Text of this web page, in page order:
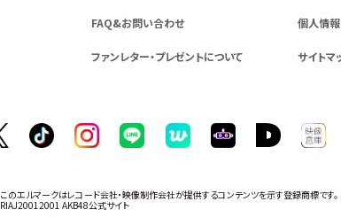
FAQ&お問い合わせ 個人情
ファンレター・プレゼントについて サイトマ
このエルマークはレコード会社・映像制作会社が提供するコンテンツを示す登録商標です。
RIAJ20012001 AKB48公式サイト